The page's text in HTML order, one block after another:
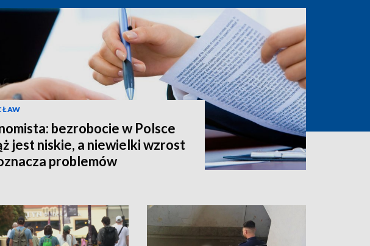
bezrobocie w Polsce
jest niskie, a niewielki wzrost
problemów